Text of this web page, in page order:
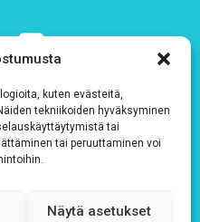
kuten evästeitä,
tekniikoiden hyväksyminen
tai
tai peruuttaminen voi
Näytä asetukset